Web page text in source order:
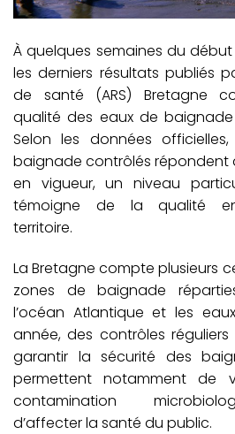
À quelques semaines du
les derniers résultats publiés
de santé (ARS) Bretagne
qualité des eaux de
Selon les données
baignade contrôlés répondent
en vigueur, un niveau
témoigne de la qualité
territoire.
La Bretagne compte plusieurs
zones de baignade
l’océan Atlantique et les
année, des contrôles
garantir la sécurité des
permettent notamment de
contamination
d’affecter la santé du public.